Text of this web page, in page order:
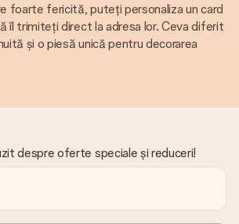
foarte fericită, puteți personaliza un card
îl trimiteți direct la adresa lor. Ceva diferit
și o piesă unică pentru decorarea
despre oferte speciale și reduceri!